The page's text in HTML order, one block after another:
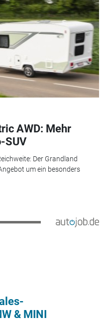
AWD: Mehr
SUV
Der Grandland
um ein besonders
& MINI